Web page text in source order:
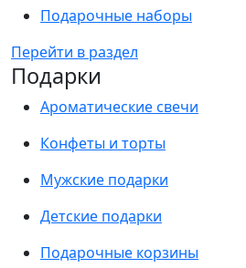
Подарочные наборы
Перейти в раздел
Подарки
Ароматические свечи
Конфеты и торты
Мужские подарки
Детские подарки
Подарочные корзины